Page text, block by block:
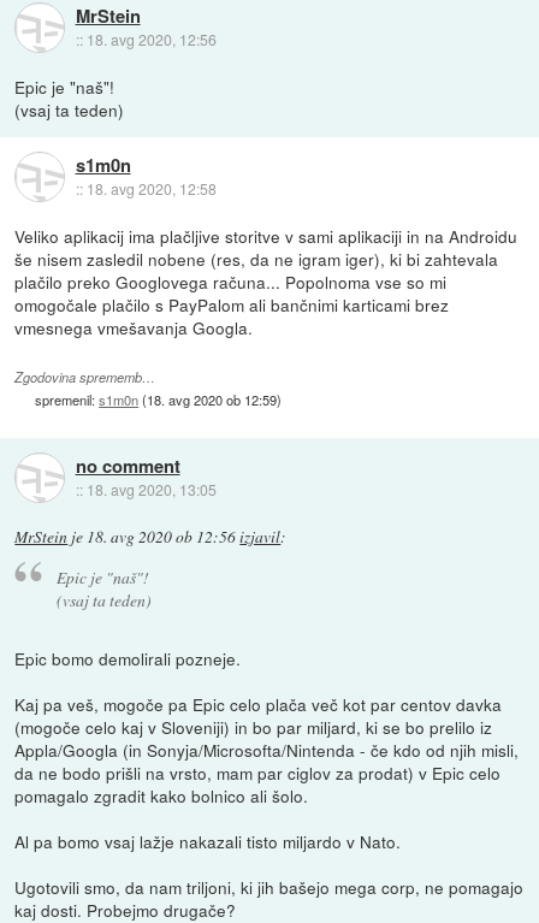
MrStein
:: 18. avg 2020, 12:56
Epic je "naš"!
(vsaj ta teden)
s1m0n
:: 18. avg 2020, 12:58
Veliko aplikacij ima plačljive storitve v sami aplikaciji in na Androidu
še nisem zasledil nobene (res, da ne igram iger), ki bi zahtevala
plačilo preko Googlovega računa... Popolnoma vse so mi
omogočale plačilo s PayPalom ali bančnimi karticami brez
vmesnega vmešavanja Googla.
Zgodovina sprememb…
spremenil:s1m0n(18. avg 2020 ob 12:59)
no comment
:: 18. avg 2020, 13:05
MrStein je 18. avg 2020 ob 12:56izjavil:
Epic je "naš"!
(vsaj ta teden)
Epic bomo demolirali pozneje.
Kaj pa veš, mogoče pa Epic celo plača več kot par centov davka
(mogoče celo kaj v Sloveniji) in bo par miljard, ki se bo prelilo iz
Appla/Googla (in Sonyja/Microsofta/Nintenda - če kdo od njih misli,
da ne bodo prišli na vrsto, mam par ciglov za prodat) v Epic celo
pomagalo zgradit kako bolnico ali šolo.
Al pa bomo vsaj lažje nakazali tisto miljardo v Nato.
Ugotovili smo, da nam triljoni, ki jih bašejo mega corp, ne pomagajo
kaj dosti. Probejmo drugače?